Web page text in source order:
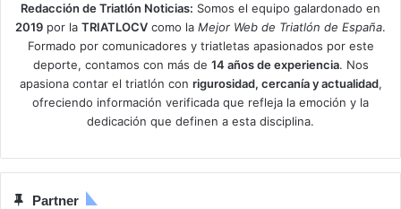
Redacción de Triatlón Noticias: Somos el equipo galardonado en
2019 por la TRIATLOCV como la Mejor Web de Triatlón de España.
Formado por comunicadores y triatletas apasionados por este
deporte, contamos con más de 14 años de experiencia. Nos
apasiona contar el triatlón con rigurosidad, cercanía y actualidad,
ofreciendo información verificada que refleja la emoción y la
dedicación que definen a esta disciplina.
Partner